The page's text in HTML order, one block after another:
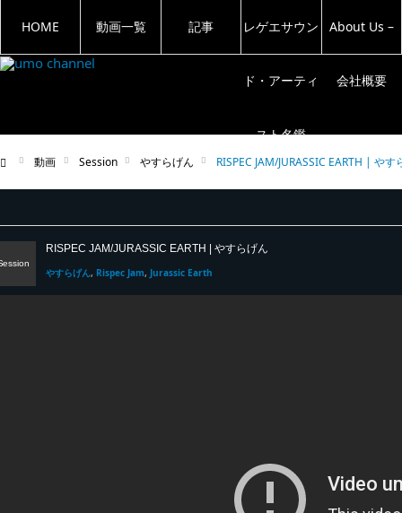
HOME 動画一覧 記事 レゲエサウン
ド・アーティ
スト名鑑
About Us –
会社概要
動画 Session やすらげん RISPEC JAM/JURASSIC EARTH | やす
RISPEC JAM/JURASSIC EARTH | やすらげん
やすらげん Rispec Jam Jurassic Earth